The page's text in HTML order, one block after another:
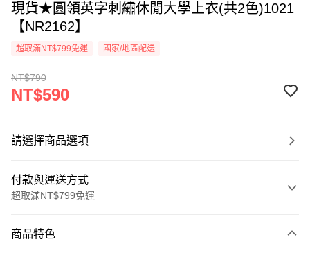
現貨★圓領英字刺繡休閒大學上衣(共2色)1021
【NR2162】
超取滿NT$799免運 國家/地區配送
NT$790
NT$590
請選擇商品選項
付款與運送方式
超取滿NT$799免運
信用卡一次付款
商品特色